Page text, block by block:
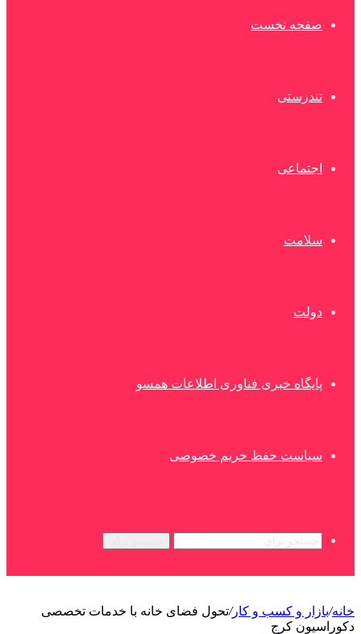
صفحه نخست
تندرستی
اجتماعی
سلامت
دولت
پایگاه خبری فناوری اطلاعات همسو
سیاست حفظ حریم خصوصی
خانه/بازار و کسب و کار/تحول فضای خانه با خدمات تخصصی
دکوراسیون کرج